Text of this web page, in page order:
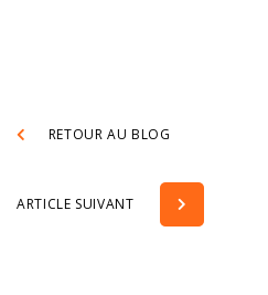
RETOUR AU BLOG
ARTICLE SUIVANT